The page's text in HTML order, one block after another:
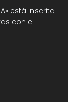
está inscrita
con el